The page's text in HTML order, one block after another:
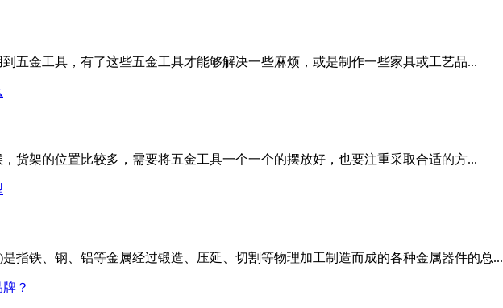
五金工具，有了这些五金工具才能够解决一些麻烦，或是制作一些家具或工艺品...
货架的位置比较多，需要将五金工具一个一个的摆放好，也要注重采取合适的方...
指铁、钢、铝等金属经过锻造、压延、切割等物理加工制造而成的各种金属器件的总...